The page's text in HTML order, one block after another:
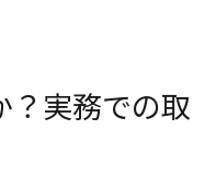
？実務での取